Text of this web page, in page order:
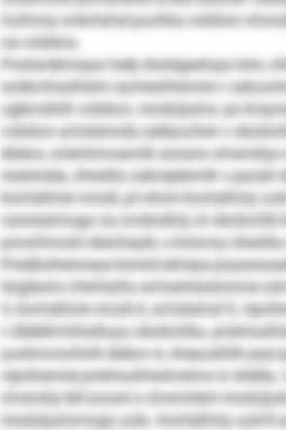
tochnoy orientatsii puchka volokon
na volokna.
Postavlennaya tsely dostigaetsya tem,
soderzhashtem razmeshtennie v
uglerodnih volokon, modulyator, po
volokon avtokatoda zaklyuchen v
diskov, orientirovannih soosno
materiala, zhestko zakreplennih v
kontaktnie vivodi, pri etom kontaktniy
nanesennogo na svobodniy ot
poverhnosti obechayki, s kotoroy
Predlozhennaya konstruktsiya
Soglasno chertezhu avtoemissionnoe
3, kontaktnie vivodi 4, avtokatod 5,
v dielektricheskuyu obolochku,
yustirovochnih diskov 6, imeyushtih pazi
vipolnennie preimushtestvenno iz
otverstiy bili soosni s otverstiem
modulyatornogo uzla. Kontaktniy uzel 8